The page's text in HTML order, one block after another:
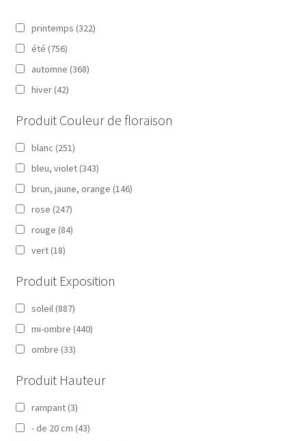
printemps (322)
été (756)
automne (368)
hiver (42)
Produit Couleur de floraison
blanc (251)
bleu, violet (343)
brun, jaune, orange (146)
rose (247)
rouge (84)
vert (18)
Produit Exposition
soleil (887)
mi-ombre (440)
ombre (33)
Produit Hauteur
rampant (3)
- de 20 cm (43)